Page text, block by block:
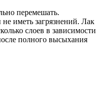
перемешать.
иметь загрязнений. Лак
слоев в зависимости
полного высыхания